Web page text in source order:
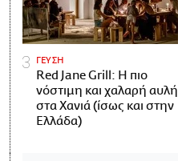
ΓΕΥΣΗ
Red Jane Grill: Η πιο
νόστιμη και χαλαρή αυλή
στα Χανιά (ίσως και στην
Ελλάδα)